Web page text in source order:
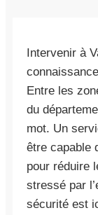
Intervenir à
Entre les
du
mot. Un
être capable
pour réduire
stressé par
sécurité est